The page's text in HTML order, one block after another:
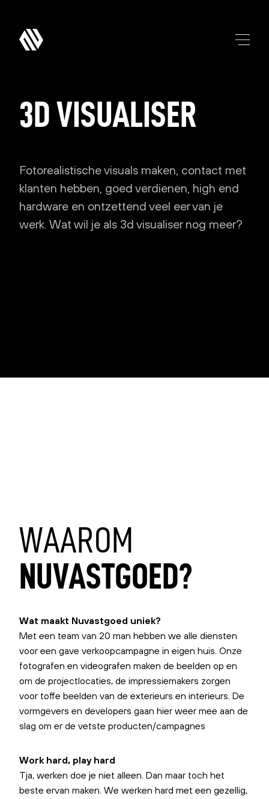
3DVISUALISER
Fotorealistische visuals maken, contact met
klanten hebben, goed verdienen, high end
hardware en ontzettend veel eer van je
werk. Wat wil je als 3d visualiser nog meer?
WAAROM
NUVASTGOED?
Wat maakt Nuvastgoed uniek?
Met een team van 20 man hebben we alle diensten
voor een gave verkoopcampagne in eigen huis. Onze
fotografen en videografen maken de beelden op en
om de projectlocaties, de impressiemakers zorgen
voor toffe beelden van de exterieurs en interieurs. De
vormgevers en developers gaan hier weer mee aan de
slag om er de vetste producten/campagnes
Work hard, play hard
Tja, werken doe je niet alleen. Dan maar toch het
beste ervan maken. We werken hard met een gezellig,